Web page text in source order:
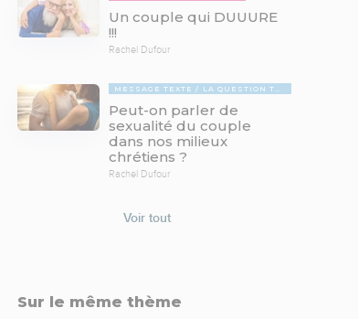
Un couple qui DUUURE
!!!
Rachel Dufour
MESSAGE TEXTE LA QUESTION TABOUE
Peut-on parler de
sexualité du couple
dans nos milieux
chrétiens ?
Rachel Dufour
Voir tout
Sur le même thème